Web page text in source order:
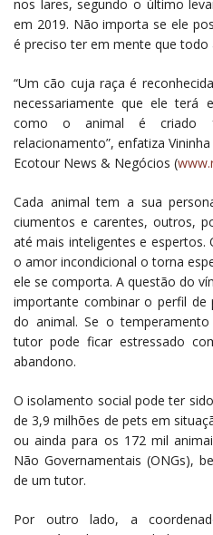
nos lares, segundo o último
em 2019. Não importa se ele
é preciso ter em mente que todo
“Um cão cuja raça é
necessariamente que ele terá
como o animal é criado
relacionamento”, enfatiza
Ecotour News & Negócios (
Cada animal tem a sua
ciumentos e carentes, outros,
até mais inteligentes e espertos.
o amor incondicional o torna
ele se comporta. A questão do
importante combinar o perfil
do animal. Se o
tutor pode ficar estressado
abandono.
O isolamento social pode ter
de 3,9 milhões de pets em
ou ainda para os 172 mil
Não Governamentais (ONGs),
de um tutor.
Por outro lado, a